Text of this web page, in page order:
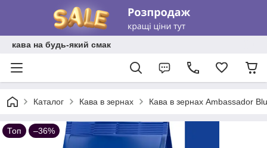
кава на будь-який смак
Каталог Кава в зернах Кава в зернах Ambassador
Топ –36%